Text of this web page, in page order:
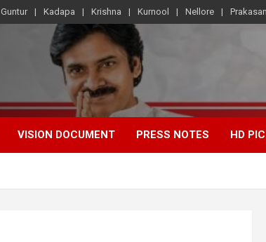
Guntur Kadapa Krishna Kurnool Nellore
VISION DOCUMENT PRESS NOTES HD